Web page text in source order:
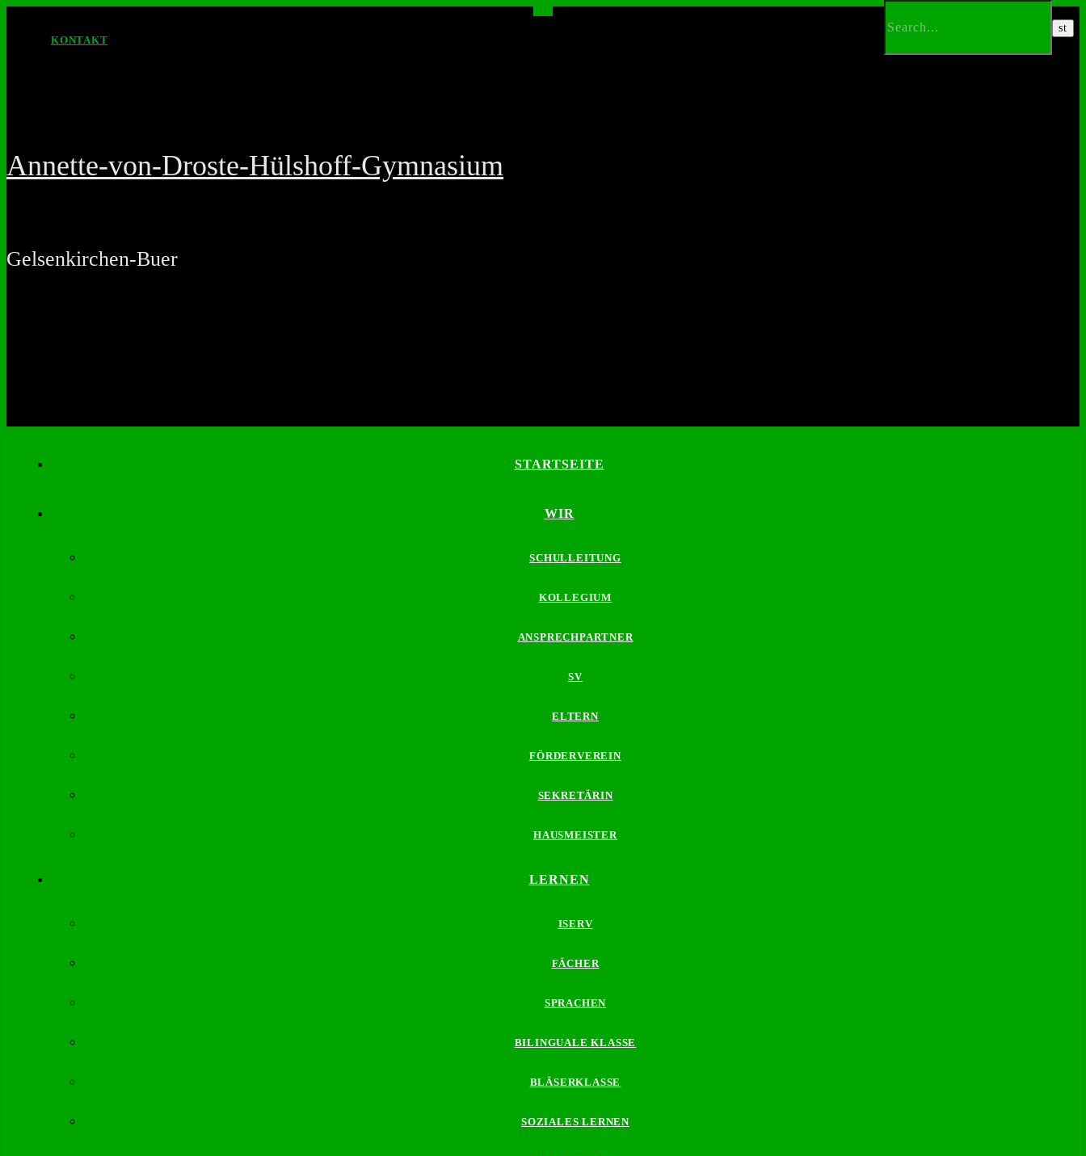
KONTAKT
Annette-von-Droste-Hülshoff-Gymnasium
Gelsenkirchen-Buer
STARTSEITE
WIR
SCHULLEITUNG
KOLLEGIUM
ANSPRECHPARTNER
SV
ELTERN
FÖRDERVEREIN
SEKRETÄRIN
HAUSMEISTER
LERNEN
ISERV
FÄCHER
SPRACHEN
BILINGUALE KLASSE
BLÄSERKLASSE
SOZIALES LERNEN